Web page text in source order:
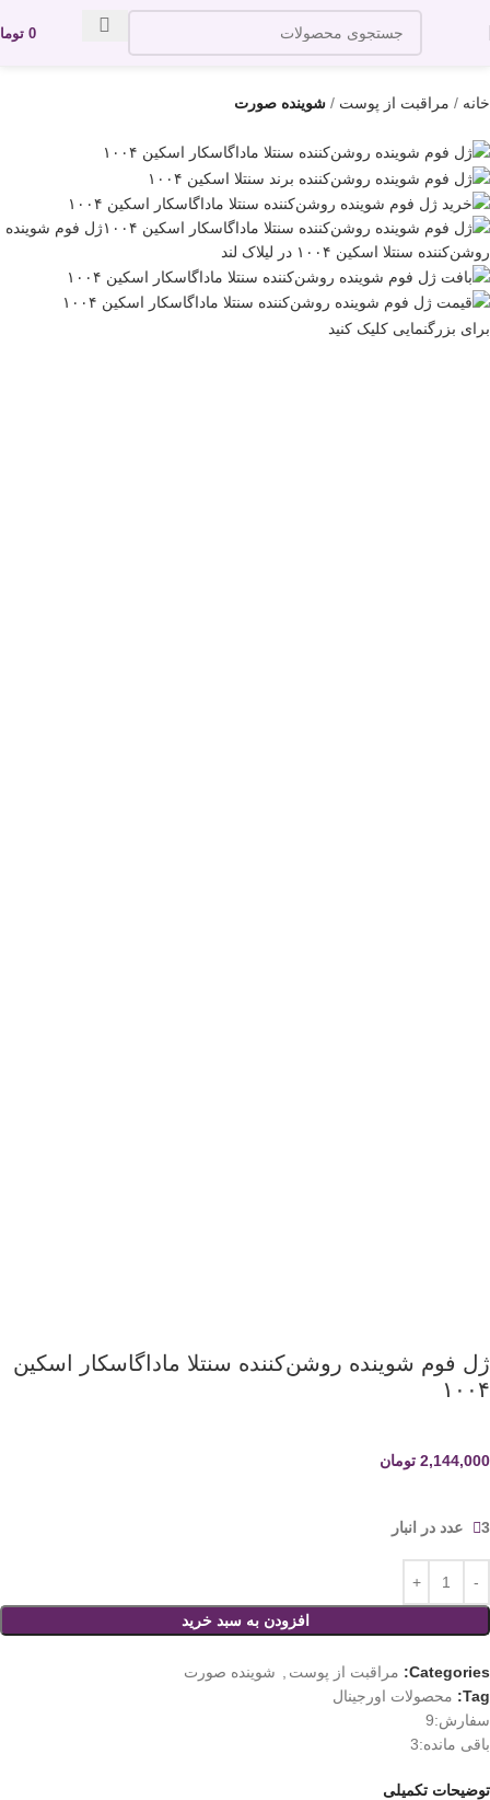
0
خانه مراقبت از پوست شوینده صورت
برای بزرگنمایی کلیک کنید
ژل فوم شوینده روشن‌کننده سنتلا ماداگاسکار اسکین
۱۰۰۴
2,144,000 تومان
3 عدد در انبار
افزودن به سبد خرید
Categories: مراقبت از پوست
شوینده صورت
Tag:
محصولات اورجینال
سفارش:9
باقی مانده:3
توضیحات تکمیلی